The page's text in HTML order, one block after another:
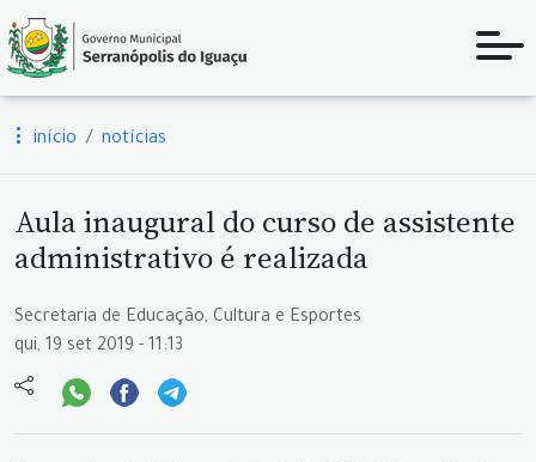
início notícias
Aula inaugural do curso de assistente
administrativo é realizada
Secretaria de Educação, Cultura e Esportes
qui, 19 set 2019 - 11:13